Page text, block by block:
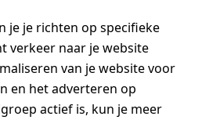
je je richten op specifieke
verkeer naar je website
van je website voor
en het adverteren op
actief is, kun je meer